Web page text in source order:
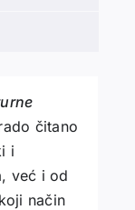
čitano
i
već i od
način